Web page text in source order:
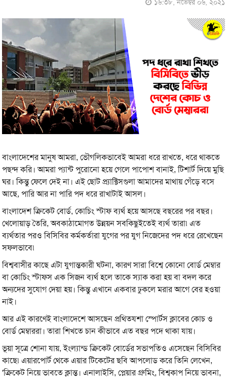
১৬:৩৮, নভেম্বর ০৬, ২০২১
বাংলাদেশের মানুষ আমরা, ভৌগলিকভাবেই আমরা ধরে রাখতে, ধরে থাকতে
পছন্দ করি। আমরা প্যান্ট পুরোনো হয়ে গেলে পাপোশ বানাই, টিশার্ট দিয়ে মুছি
ঘর। কিন্তু ফেলে দেই না। এই ছোট প্র্যাক্টিসগুলা আমাদের মাথায় গেঁড়ে বসে
আছে, পারি আর না পারি পদ ধরে রাখাটাই আসল।
বাংলাদেশ ক্রিকেট বোর্ড, কোচিং স্টাফ ব্যর্থ হয়ে আসছে বছরের পর বছর।
খেলোয়াড় তৈরি, অবকাঠামোগত উন্নয়ন সবকিছুইতেই ব্যর্থ তারা৷ এত
ব্যর্থতার পরও বিসিবির কর্মকর্তারা যুগের পর যুগ নিজেদের পদ ধরে রেখেছেন
সফলভাবে৷
বিশ্ববাসীর কাছে এটা যুগান্তকারী ঘটনা, কারণ সারা বিশ্বে কোনো বোর্ড মেম্বার
বা কোচিং স্টাফস এক সিজন ব্যর্থ হলে তাকে স্যাক করা হয় বা বদল করে
অন্যদের সুযোগ দেয়া হয়। কিন্তু এখানে একবার ঢুকলে মরার আগে বের হওয়া
নাই।
আর এই কারণেই বাংলাদেশে আসছেন প্রথিতযশা স্পোর্টস ক্লাবের কোচ ও
বোর্ড মেম্বাররা। তারা শিখতে চান কীভাবে এত বছর পদে থাকা যায়।
ভূয়া সূত্রে শোনা যায়, ইংল্যান্ড ক্রিকেট বোর্ডের সভাপতিও এসেছেন বিসিবির
কাছে৷ এয়ারপোর্ট থেকে এয়ার টিকেটের ছবি আপলোড করে তিনি লেখেন,
'ক্রিকেট নিয়ে ভাবতে ক্লান্ত। এনালাইসি, প্লেয়ার গ্রুমিং, বিশ্বকাপ নিয়ে ভাবনা,